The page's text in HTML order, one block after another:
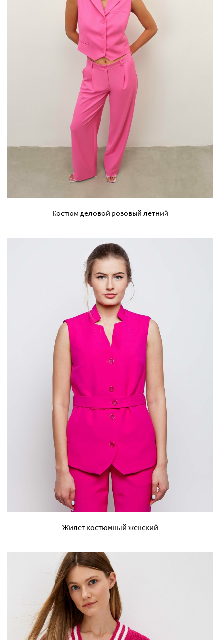
Костюм деловой розовый летний
Жилет костюмный женский